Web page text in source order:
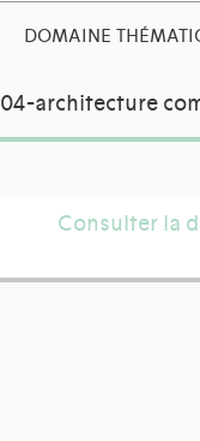
DOMAINE
04-architecture
Consulter la